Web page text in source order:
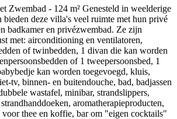
Zwembad - 124 m² Genesteld in weelderige
bieden deze villa's veel ruimte met hun privé
badkamer en privézwembad. Ze zijn
met: airconditioning en ventilatoren,
of twinbedden, 1 divan die kan worden
of 1 tweepersoonsbed, 1
kan worden toegevoegd, kluis,
tv, binnen- en buitendouche, bad, badjassen
wastafel, minibar, strandslippers,
aromatherapieproducten,
voor thee en koffie, bar om "eigen cocktails"